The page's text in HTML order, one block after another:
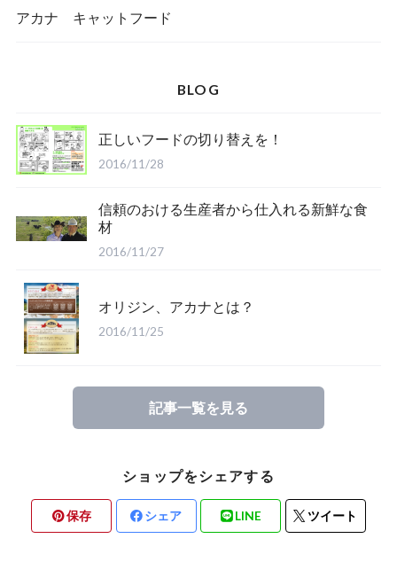
アカナ キャットフード
BLOG
正しいフードの切り替えを！
2016/11/28
信頼のおける生産者から仕入れる新鮮な食
材
2016/11/27
オリジン、アカナとは？
2016/11/25
記事一覧を見る
ショップをシェアする
保存 シェア LINE ツイート